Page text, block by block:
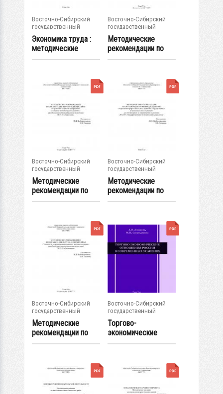
Восточно-Сибирский
государственный
университет...
Экономика труда :
методические
указания для...
Восточно-Сибирский
государственный
университет...
Методические
рекомендации по
организации
Восточно-Сибирский
государственный
университет...
Методические
рекомендации по
организации
Восточно-Сибирский
государственный
университет...
Методические
рекомендации по
организации
Восточно-Сибирский
государственный
университет...
Методические
рекомендации по
организации
Восточно-Сибирский
государственный
университет...
Торгово-
экономические
отношения России